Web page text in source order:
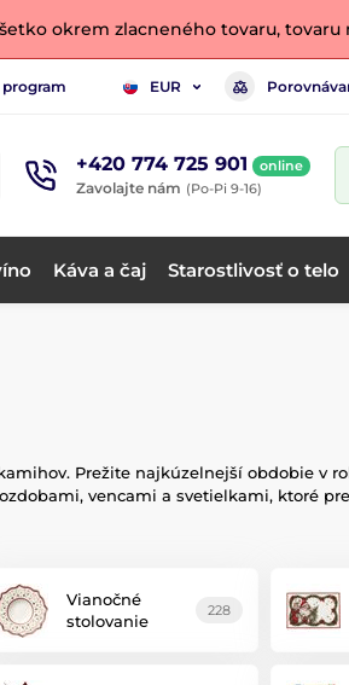
okrem zlacneného tovaru,
EUR
+420 774 725 901 online
Zavolajte nám (Po-Pi 9-16)
Káva a čaj Starostlivosť o telo
Prežite najkúzelnejší obdobie v
vencami a svetielkami, ktoré
Vianočné
stolovanie
228